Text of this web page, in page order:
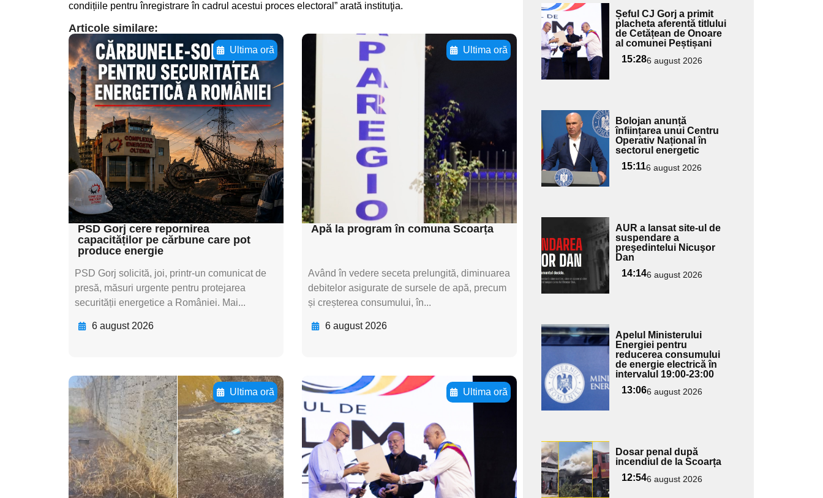
condițiile pentru înregistrare în cadrul acestui proces electoral” arată instituţia.
Articole similare:
Ultima oră
Adaugă aici textul
pentru
subtitluAdaugă aici
textul pentru
subtitluAdaugă aici
textul pentru
subtitluAdaugă aici
textul pentru subti
PSD Gorj cere repornirea
capacităților pe cărbune care pot
produce energie
PSD Gorj solicită, joi, printr-un comunicat de
presă, măsuri urgente pentru protejarea
securității energetice a României. Mai...
6 august 2026
Ultima oră
Adaugă aici textul
pentru
subtitluAdaugă aici
textul pentru
subtitluAdaugă aici
textul pentru
subtitluAdaugă aici
textul pentru subti
Apă la program în comuna Scoarța
Având în vedere seceta prelungită, diminuarea
debitelor asigurate de sursele de apă, precum
și creșterea consumului, în...
6 august 2026
Ultima oră
Adaugă aici textul
pentru
subtitluAdaugă aici
textul pentru
subtitluAdaugă aici
Ultima oră
Adaugă aici textul
pentru
subtitluAdaugă aici
textul pentru
subtitluAdaugă aici
Adaugă
aici textul
pentru
subtitlu
Șeful CJ Gorj a primit
placheta aferentă titlului
de Cetățean de Onoare
al comunei Peștișani
15:286 august 2026
Adaugă
aici textul
pentru
subtitlu
Bolojan anunță
înființarea unui Centru
Operativ Național în
sectorul energetic
15:116 august 2026
aici textul
pentru
subtitlu
AUR a lansat site-ul de
suspendare a
preşedintelui Nicuşor
Dan
14:146 august 2026
Adaugă
aici textul
pentru
subtitlu
Apelul Ministerului
Energiei pentru
reducerea consumului
de energie electrică în
intervalul 19:00-23:00
13:066 august 2026
Adaugă
aici textul
pentru
subtitlu
Dosar penal după
incendiul de la Scoarța
12:546 august 2026